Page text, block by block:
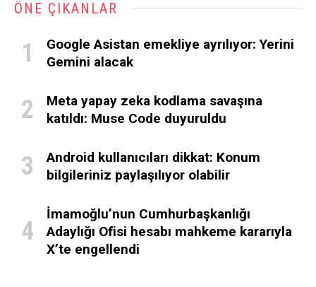
ÖNE ÇIKANLAR
Google Asistan emekliye ayrılıyor: Yerini
Gemini alacak
Meta yapay zeka kodlama savaşına
katıldı: Muse Code duyuruldu
Android kullanıcıları dikkat: Konum
bilgileriniz paylaşılıyor olabilir
İmamoğlu’nun Cumhurbaşkanlığı
Adaylığı Ofisi hesabı mahkeme kararıyla
X’te engellendi